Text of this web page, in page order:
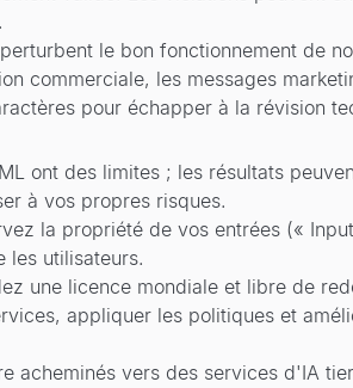
le bon fonctionnement de
commerciale, les messages
pour échapper à la révision
ont des limites ; les résultats
à vos propres risques.
la propriété de vos entrées («
les utilisateurs.
une licence mondiale et libre de
appliquer les politiques et
acheminés vers des services d'IA